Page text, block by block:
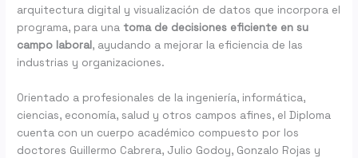
arquitectura digital y visualización de datos que incorpora el
programa, para una toma de decisiones eficiente en su
campo laboral, ayudando a mejorar la eficiencia de las
industrias y organizaciones.
Orientado a profesionales de la ingeniería, informática,
ciencias, economía, salud y otros campos afines, el Diploma
cuenta con un cuerpo académico compuesto por los
doctores Guillermo Cabrera, Julio Godoy, Gonzalo Rojas y